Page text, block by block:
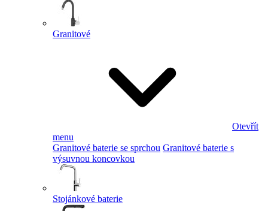
Granitové
Otevřít
menu
Granitové baterie se sprchou Granitové baterie s
výsuvnou koncovkou
Stojánkové baterie